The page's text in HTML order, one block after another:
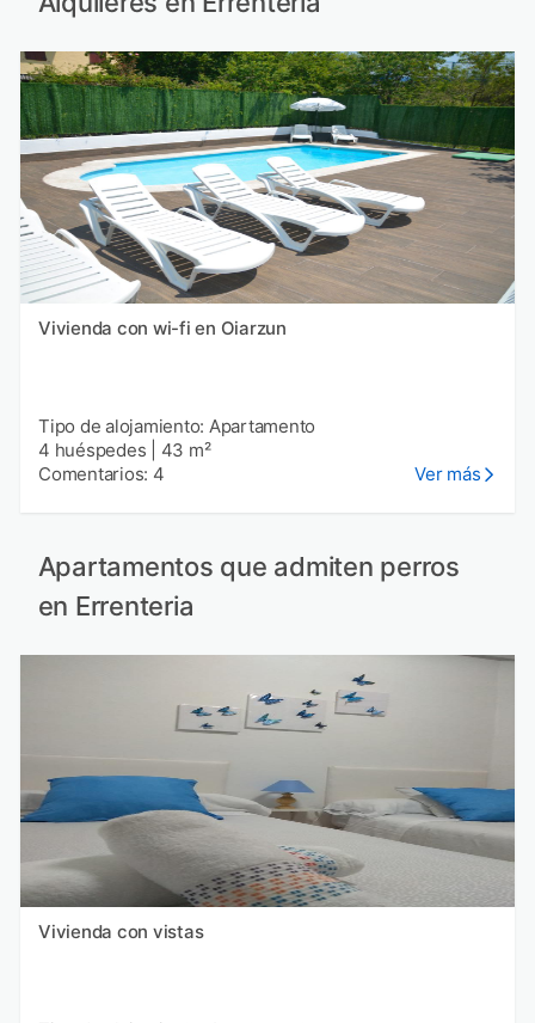
Vivienda con wi-fi en Oiarzun
Tipo de alojamiento: Apartamento
4 huéspedes
43 m²
Comentarios: 4
Ver más
Apartamentos que admiten perros
en Errenteria
Vivienda con vistas